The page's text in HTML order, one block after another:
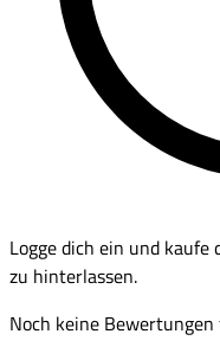
Logge dich ein und
zu hinterlassen.
Noch keine